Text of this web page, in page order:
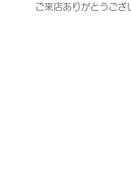
ご来店ありがとうござ